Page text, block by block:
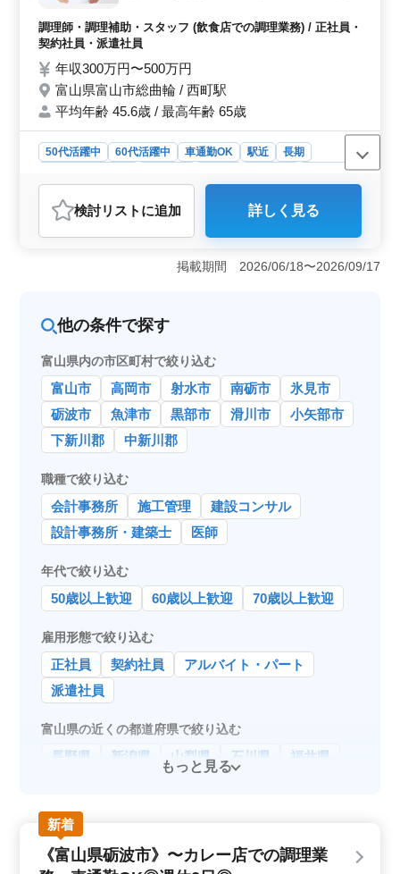
経験を活かせる職場＞ 会計事務所での経験があれば、
年数を問わず応募可能です。TKCや弥生会計といった会
計ソフトを使用するため、これまでの経験を活かして即
戦力として働けます。また、50代や60代のベテランスタ
ッフも活躍中の職場で、安定した環境で長く勤務するこ
とが可能です。
しながら作業していただきます。 自分が働
きたい時間帯はシフト決定時に自分の裁量で
厚生完備 ＊勤務時間相談OK ライフスタイ
ルに合った働き方が可能です！ 今までの経
験を活かして、厨房で活躍してみませんか？
調理師・調理補助・スタッフ (飲食店での調理業務) / 正社員・
契約社員・派遣社員
年収300万円〜500万円
富山県富山市総曲輪 / 西町駅
平均年齢 45.6歳 / 最高年齢 65歳
50代活躍中 60代活躍中 車通勤OK 駅近
長期
派遣社員
おすすめポイント
＜ライフスタイルに合った働き方が可能＞ この求人で
は、シフト制で働きたい時間帯を自分の裁量で決定でき
るため、家庭やプライベートの時間を大切にしながら働
されており、健康保険や厚生年金に加え、退職金制度も
家族やライフイベントをサポートする職場環境が整って
います。年2回の賞与もあり、安定した収入を期待できま
す。 ＜駅近で通勤しやすい職場＞ 最寄り駅の西町
駅から徒歩圏内で、車通勤も可能なため、通勤手段に柔
軟性があります。通勤のストレスを減らし、長期的に安
定して働ける環境です。
検討リスト に追加 詳しく見る
掲載期間 2026/06/18〜2026/09/17
他の条件で探す
富山県内の市区町村で絞り込む
富山市 高岡市 射水市 南砺市
氷見市
砺波市
魚津市 黒部市 滑川市
小矢部市
下新川郡
中新川郡
職種で絞り込む
会計事務所 施工管理
建設コンサル
設計事務所・建築士
医師
年代で絞り込む
50歳以上歓迎 60歳以上歓迎 70歳以上歓迎
雇用形態で絞り込む
正社員 契約社員
アルバイト・パート
派遣社員
富山県の近くの都道府県で絞り込む
長野県 新潟県 山梨県 石川県 福井県
もっと見る
新着
《富山県砺波市》〜カレー店での調理業